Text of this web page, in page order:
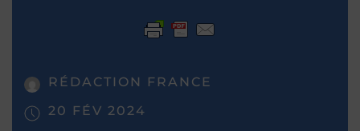
RÉDACTION FRANCE
20 FÉV 2024